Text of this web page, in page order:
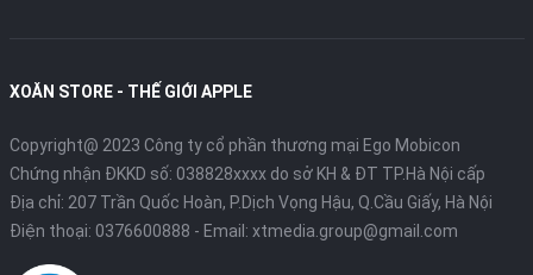
XOĂN STORE - THẾ GIỚI APPLE
Copyright@ 2023 Công ty cổ phần thương mại Ego Mobicon
Chứng nhận ĐKKD số: 038828xxxx do sở KH & ĐT TP.Hà Nội cấp
Địa chỉ: 207 Trần Quốc Hoàn, P.Dịch Vọng Hậu, Q.Cầu Giấy, Hà Nội
Điện thoại: 0376600888 - Email: xtmedia.group@gmail.com